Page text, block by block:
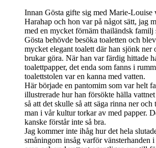
Innan Gösta gifte sig med Marie-Louise
Harahap och hon var på något sätt, jag
med en mycket förnäm thailändsk familj
Gösta behövde besöka toaletten och
mycket elegant toalett där han sjönk ner
brukar göra. När han var färdig hittade
toalettpapper, det enda som fanns i
toalettstolen var en kanna med vatten.
Här började en pantomim som var helt
illustrerade hur han försökte hälla
så att det skulle så att säga rinna ner och
man i vår kultur torkar av med papper.
kanske förstår inte så bra.
Jag kommer inte ihåg hur det hela
småningom insåg varför vänsterhanden